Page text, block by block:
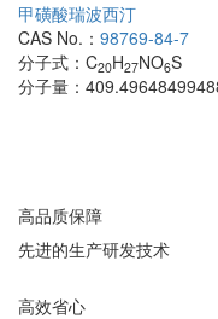
甲磺酸瑞波西汀
CAS No.： 98769-84-7
分子式： C20H27NO6S
分子量：
高品质保障
先进的生产研发技术
高效省心